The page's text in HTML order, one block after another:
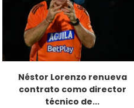
Néstor Lorenzo renueva
contrato como director
técnico de...